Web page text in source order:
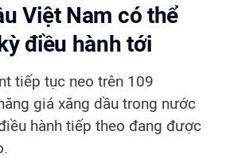
Việt Nam có thể
điều hành tới
tiếp tục neo trên 109
giá xăng dầu trong nước
hành tiếp theo đang được